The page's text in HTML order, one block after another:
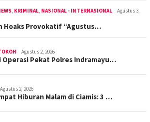
, KRIMINAL, NASIONAL - INTERNASIONAL
Agustus 3,
Hoaks Provokatif “Agustus…
Agustus 2, 2026
Operasi Pekat Polres Indramayu…
Agustus 2, 2026
Hiburan Malam di Ciamis: 3 …